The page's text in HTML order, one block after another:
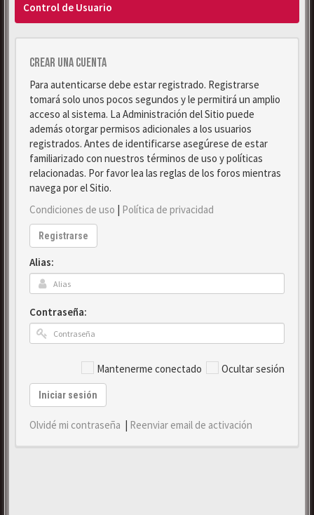
Control de Usuario
Crear una cuenta
Para autenticarse debe estar registrado. Registrarse
tomará solo unos pocos segundos y le permitirá un amplio
acceso al sistema. La Administración del Sitio puede
además otorgar permisos adicionales a los usuarios
registrados. Antes de identificarse asegúrese de estar
familiarizado con nuestros términos de uso y políticas
relacionadas. Por favor lea las reglas de los foros mientras
navega por el Sitio.
Condiciones de uso | Política de privacidad
Registrarse
Alias:
Contraseña:
Mantenerme conectado Ocultar sesión
Iniciar sesión
Olvidé mi contraseña | Reenviar email de activación